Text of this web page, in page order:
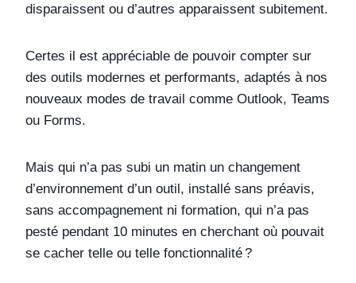
disparaissent ou d’autres apparaissent subitement.
Certes il est appréciable de pouvoir compter sur
des outils modernes et performants, adaptés à nos
nouveaux modes de travail comme Outlook, Teams
ou Forms.
Mais qui n’a pas subi un matin un changement
d’environnement d’un outil, installé sans préavis,
sans accompagnement ni formation, qui n’a pas
pesté pendant 10 minutes en cherchant où pouvait
se cacher telle ou telle fonctionnalité ?